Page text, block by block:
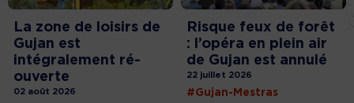
La zone de loisirs de
Gujan est
intégralement ré-
ouverte
02 août 2026
Risque feux de forêt
: l’opéra en plein air
de Gujan est annulé
22 juillet 2026
#Gujan-Mestras